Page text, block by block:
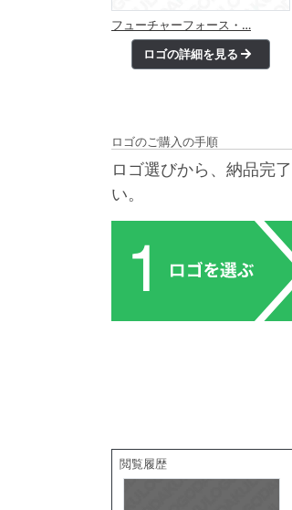
フューチャーフォース・…
ロゴの詳細を見る
ロゴのご購入の手順
ロゴ選びから、納品完
い。
閲覧履歴